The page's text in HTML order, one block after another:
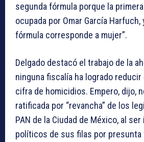
segunda fórmula porque la
ocupada por Omar García Harfuch,
fórmula corresponde a mujer”.
Delgado destacó el trabajo de la
ninguna fiscalía ha logrado
cifra de homicidios. Empero, dijo,
ratificada por “revancha” de los
PAN de la Ciudad de México, al ser
políticos de sus filas por presunta